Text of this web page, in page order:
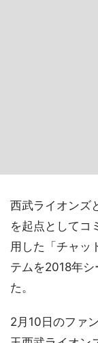
西武ライオンズ
を起点としてコ
用した「チャッ
テムを2018年
た。
2月10日のファ